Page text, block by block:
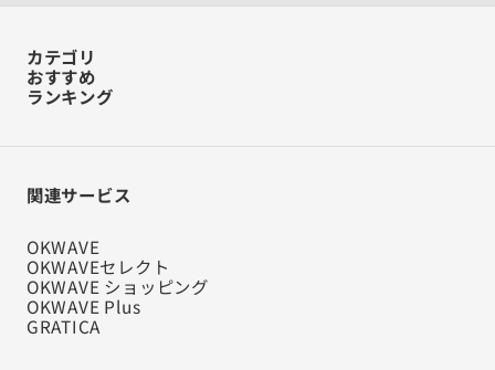
カテゴリ
おすすめ
ランキング
関連サービス
OKWAVE
OKWAVEセレクト
OKWAVE ショッピング
OKWAVE Plus
GRATICA